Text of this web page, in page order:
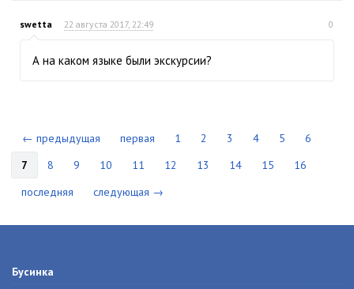
swetta 22 августа 2017, 22:49 0
А на каком языке были экскурсии?
← предыдущая первая 1 2 3 4 5
6
7
8 9 10 11 12 13 14 15
16
последняя
следующая →
Бусинка